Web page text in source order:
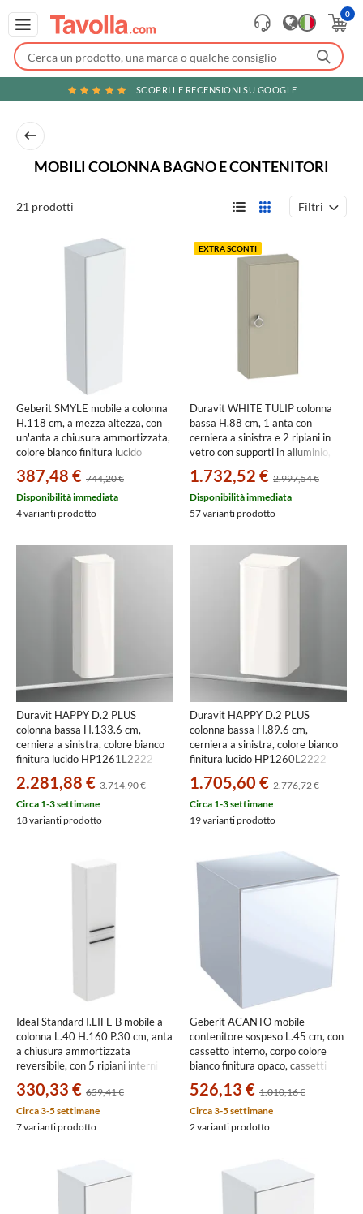
0
SCOPRI LE RECENSIONI SU GOOGLE
MOBILI COLONNA BAGNO E CONTENITORI
21 prodotti Filtri
Geberit SMYLE mobile a colonna
H.118 cm, a mezza altezza, con
un'anta a chiusura ammortizzata,
colore bianco finitura lucido
387,48 € 744,20 €
Disponibilità immediata
4 varianti prodotto
EXTRA SCONTI
Duravit WHITE TULIP colonna
bassa H.88 cm, 1 anta con
cerniera a sinistra e 2 ripiani in
vetro con supporti in alluminio,
finitura lucido WT1323LH3H3
1.732,52 € 2.997,54 €
Disponibilità immediata
57 varianti prodotto
Duravit HAPPY D.2 PLUS
colonna bassa H.133.6 cm,
cerniera a sinistra, colore bianco
finitura lucido HP1261L2222
2.281,88 € 3.714,90 €
Circa 1-3 settimane
18 varianti prodotto
Duravit HAPPY D.2 PLUS
colonna bassa H.89.6 cm,
cerniera a sinistra, colore bianco
finitura lucido HP1260L2222
1.705,60 € 2.776,72 €
Circa 1-3 settimane
19 varianti prodotto
Ideal Standard I.LIFE B mobile a
colonna L.40 H.160 P.30 cm, anta
a chiusura ammortizzata
reversibile, con 5 ripiani interni di
finitura opaco T5260DU
330,33 € 659,41 €
Circa 3-5 settimane
7 varianti prodotto
Geberit ACANTO mobile
contenitore sospeso L.45 cm, con
cassetto interno, corpo colore
bianco finitura opaco, cassetti
503.010.01.2
526,13 € 1.010,16 €
Circa 3-5 settimane
2 varianti prodotto